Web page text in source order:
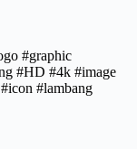
#graphic
#HD #4k #image
#lambang